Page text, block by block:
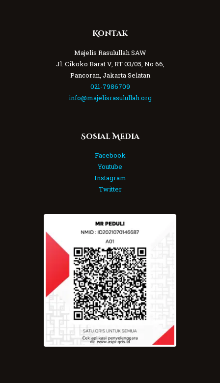
Kontak
Majelis Rasulullah SAW
Jl. Cikoko Barat V, RT 03/05, No 66,
Pancoran, Jakarta Selatan
021-7986709
info@majelisrasulullah.org
Sosial Media
Facebook
Youtube
Instagram
Twitter